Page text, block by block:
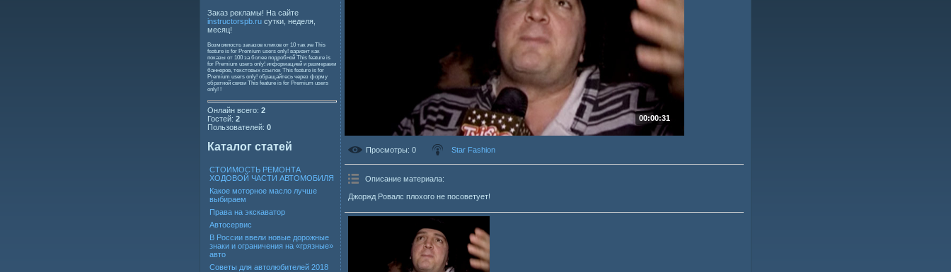
Заказ рекламы! На сайте
instructorspb.ru сутки, неделя,
месяц!
Возможность заказов кликов от 10 так же This
feature is for Premium users only! вариант как
показы от 100 за более подробной This feature is
for Premium users only! информацией и размерами
баннеров, текстовых ссылок This feature is for
Premium users only! обращайтесь через форму
обратной связи This feature is for Premium users
only! !
Онлайн всего: 2
Гостей: 2
Пользователей: 0
Каталог статей
СТОИМОСТЬ РЕМОНТА
ХОДОВОЙ ЧАСТИ АВТОМОБИЛЯ
Какое моторное масло лучше
выбираем
Права на экскаватор
Автосервис
В России ввели новые дорожные
знаки и ограничения на «грязные»
авто
Советы для автолюбителей 2018
00:00:31
Просмотры: 0 Star Fashion
Описание материала:
Джоржд Ровалс плохого не посоветует!